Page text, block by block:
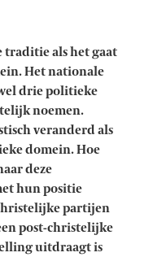
als het gaat
Het nationale
drie politieke
noemen.
veranderd als
domein. Hoe
deze
hun positie
partijen
post-christelijke
uitdraagt is